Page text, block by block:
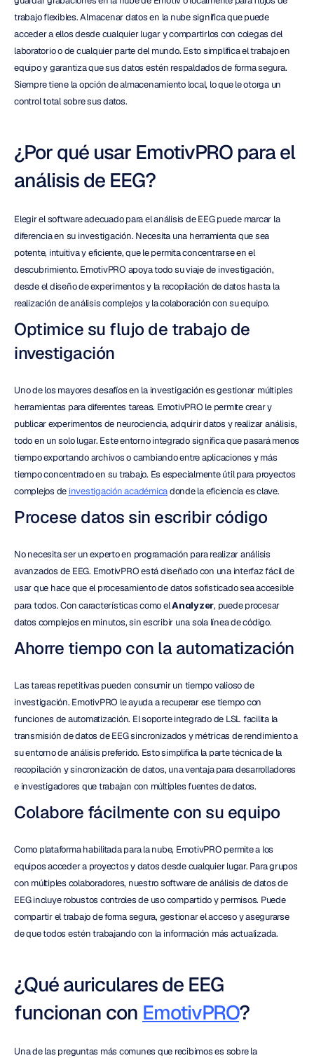
trabajo flexibles. Almacenar datos en la nube significa que puede
acceder a ellos desde cualquier lugar y compartirlos con colegas del
laboratorio o de cualquier parte del mundo. Esto simplifica el trabajo en
equipo y garantiza que sus datos estén respaldados de forma segura.
Siempre tiene la opción de almacenamiento local, lo que le otorga un
control total sobre sus datos.
¿Por qué usar EmotivPRO para el
análisis de EEG?
Elegir el software adecuado para el análisis de EEG puede marcar la
diferencia en su investigación. Necesita una herramienta que sea
potente, intuitiva y eficiente, que le permita concentrarse en el
descubrimiento. EmotivPRO apoya todo su viaje de investigación,
desde el diseño de experimentos y la recopilación de datos hasta la
realización de análisis complejos y la colaboración con su equipo.
Optimice su flujo de trabajo de
investigación
Uno de los mayores desafíos en la investigación es gestionar múltiples
herramientas para diferentes tareas. EmotivPRO le permite crear y
publicar experimentos de neurociencia, adquirir datos y realizar análisis,
todo en un solo lugar. Este entorno integrado significa que pasará menos
tiempo exportando archivos o cambiando entre aplicaciones y más
tiempo concentrado en su trabajo. Es especialmente útil para proyectos
complejos de investigación académica donde la eficiencia es clave.
Procese datos sin escribir código
No necesita ser un experto en programación para realizar análisis
avanzados de EEG. EmotivPRO está diseñado con una interfaz fácil de
usar que hace que el procesamiento de datos sofisticado sea accesible
para todos. Con características como el Analyzer, puede procesar
datos complejos en minutos, sin escribir una sola línea de código.
Ahorre tiempo con la automatización
Las tareas repetitivas pueden consumir un tiempo valioso de
investigación. EmotivPRO le ayuda a recuperar ese tiempo con
funciones de automatización. El soporte integrado de LSL facilita la
transmisión de datos de EEG sincronizados y métricas de rendimiento a
su entorno de análisis preferido. Esto simplifica la parte técnica de la
recopilación y sincronización de datos, una ventaja para desarrolladores
e investigadores que trabajan con múltiples fuentes de datos.
Colabore fácilmente con su equipo
Como plataforma habilitada para la nube, EmotivPRO permite a los
equipos acceder a proyectos y datos desde cualquier lugar. Para grupos
con múltiples colaboradores, nuestro software de análisis de datos de
EEG incluye robustos controles de uso compartido y permisos. Puede
compartir el trabajo de forma segura, gestionar el acceso y asegurarse
de que todos estén trabajando con la información más actualizada.
¿Qué auriculares de EEG
funcionan con EmotivPRO?
Una de las preguntas más comunes que recibimos es sobre la